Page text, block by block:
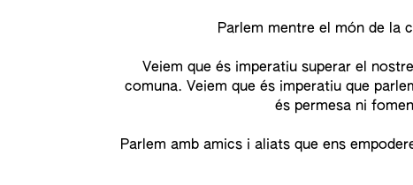
Parlem mentre el món de la
Veiem que és imperatiu superar el
comuna. Veiem que és imperatiu que
és permesa ni
Parlem amb amics i aliats que ens